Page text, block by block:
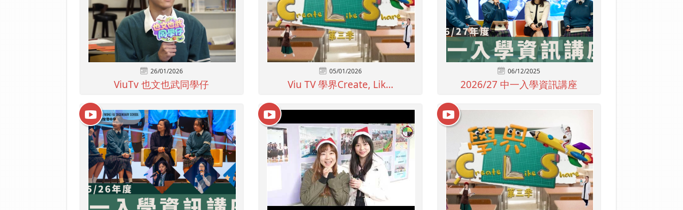
26/01/2026
ViuTv 也文也武同學仔
05/01/2026
Viu TV 學界Create, Lik...
06/12/2025
2026/27 中一入學資訊講座